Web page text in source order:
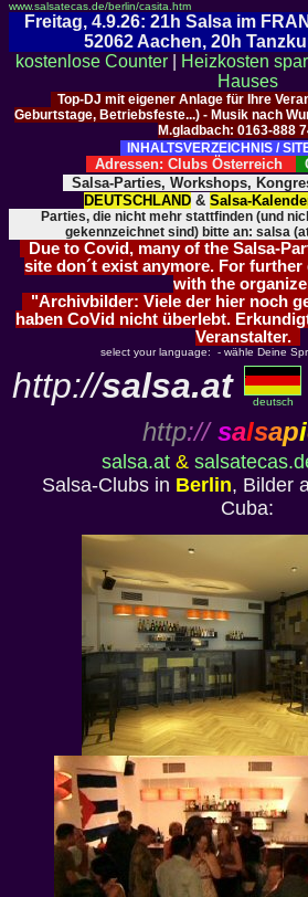
www.salsatecas.de/berlin/casita.htm
Freitag, 4.9.26: 21h Salsa im
52062 Aachen, 20h
kostenlose Counter|
Heizkosten
Hauses
Top-DJ mit eigener Anlage für Ihre
Geburtstage, Betriebsfeste...) - Musik nach
M.gladbach: 0163-888
INHALTSVERZEICHNIS /
Adressen: Clubs Österreich
Salsa-Parties, Workshops,
DEUTSCHLAND & Salsa-
Parties, die nicht mehr stattfinden (und
gekennzeichnet sind) bitte an: salsa
Due to Covid, many of the Salsa-
site don´t exist anymore. For
with the
"Archivbilder: Viele der hier noch
haben CoVid nicht überlebt.
Veranstalter.
select your language: - wähle Deine
http://salsa.at deutsch
http:// salsapi
salsa.at &
Salsa-Clubs in Berlin, Bilder
Cuba: